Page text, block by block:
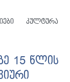
კულტურა
15 წლის